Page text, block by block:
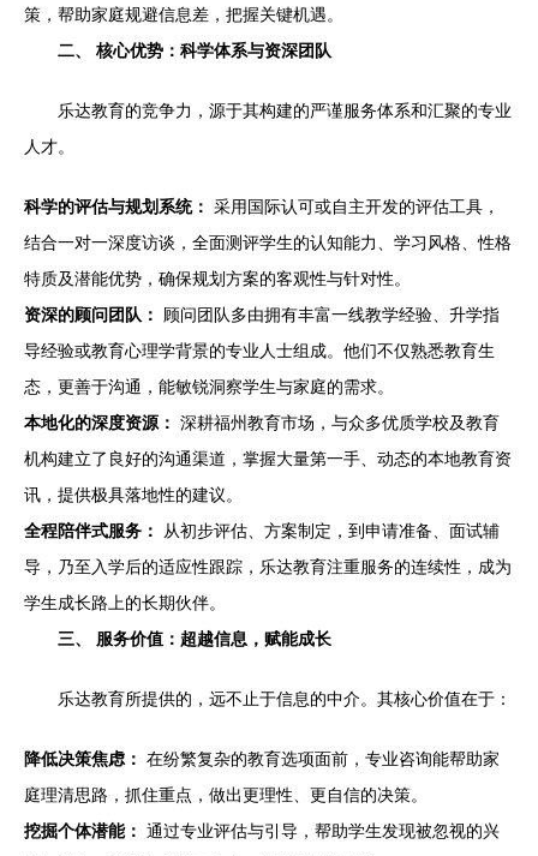
策，帮助家庭规避信息差，把握关键机遇。
二、 核心优势：科学体系与资深团队
乐达教育的竞争力，源于其构建的严谨服务体系和汇聚的专业
人才。
科学的评估与规划系统： 采用国际认可或自主开发的评估工具，
结合一对一深度访谈，全面测评学生的认知能力、学习风格、性格
特质及潜能优势，确保规划方案的客观性与针对性。
资深的顾问团队：
顾问团队多由拥有丰富一线教学经验、升学指
导经验或教育心理学背景的专业人士组成。他们不仅熟悉教育生
态，更善于沟通，能敏锐洞察学生与家庭的需求。
本地化的深度资源： 深耕福州教育市场，与众多优质学校及教育
机构建立了良好的沟通渠道，掌握大量第一手、动态的本地教育资
讯，提供极具落地性的建议。
全程陪伴式服务：
从初步评估、方案制定，到申请准备、面试辅
导，乃至入学后的适应性跟踪，乐达教育注重服务的连续性，成为
学生成长路上的长期伙伴。
三、 服务价值：超越信息，赋能成长
乐达教育所提供的，远不止于信息的中介。其核心价值在于：
降低决策焦虑： 在纷繁复杂的教育选项面前，专业咨询能帮助家
庭理清思路，抓住重点，做出更理性、更自信的决策。
挖掘个体潜能： 通过专业评估与引导，帮助学生发现被忽视的兴